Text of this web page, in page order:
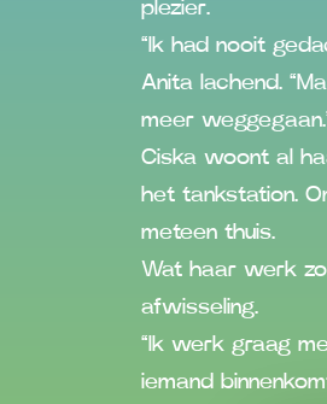
plezier.
“Ik had nooit
Anita lachend.
meer
Ciska woont al
het tankstation.
meteen thuis.
Wat haar werk
afwisseling.
“Ik werk graag
iemand